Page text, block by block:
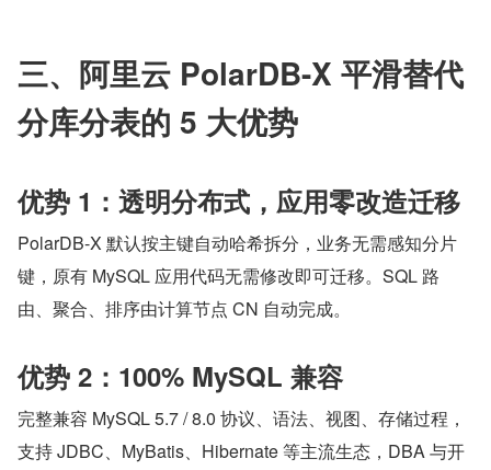
三、阿里云 PolarDB-X 平滑替代
分库分表的 5 大优势
优势 1：透明分布式，应用零改造迁移
PolarDB-X 默认按主键自动哈希拆分，业务无需感知分片
键，原有 MySQL 应用代码无需修改即可迁移。SQL 路
由、聚合、排序由计算节点 CN 自动完成。
优势 2：100% MySQL 兼容
完整兼容 MySQL 5.7 / 8.0 协议、语法、视图、存储过程，
支持 JDBC、MyBatis、Hibernate 等主流生态，DBA 与开